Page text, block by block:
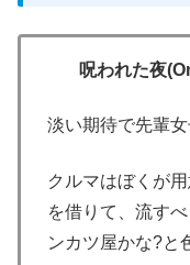
呪われた夜
淡い期待で先輩
クルマはぼくが
を借りて、流す
ンカツ屋かな?と